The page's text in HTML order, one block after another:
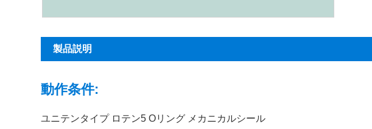
製品説明
動作条件:
ユニテンタイプ ロテン5 Oリング メカニカルシール